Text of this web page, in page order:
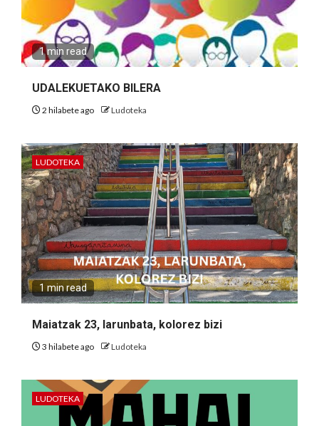
1 min read
UDALEKUETAKO BILERA
2 hilabete ago Ludoteka
LUDOTEKA
1 min read
Maiatzak 23, larunbata, kolorez bizi
3 hilabete ago Ludoteka
LUDOTEKA